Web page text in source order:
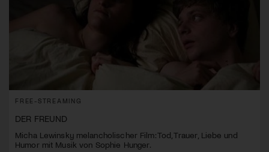
FREE-STREAMING
DER FREUND
Micha Lewinsky melancholischer Film: Tod, Trauer, Liebe und
Humor mit Musik von Sophie Hunger.